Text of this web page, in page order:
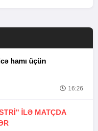
hamı üçün
16:26
İLƏ MATÇDA